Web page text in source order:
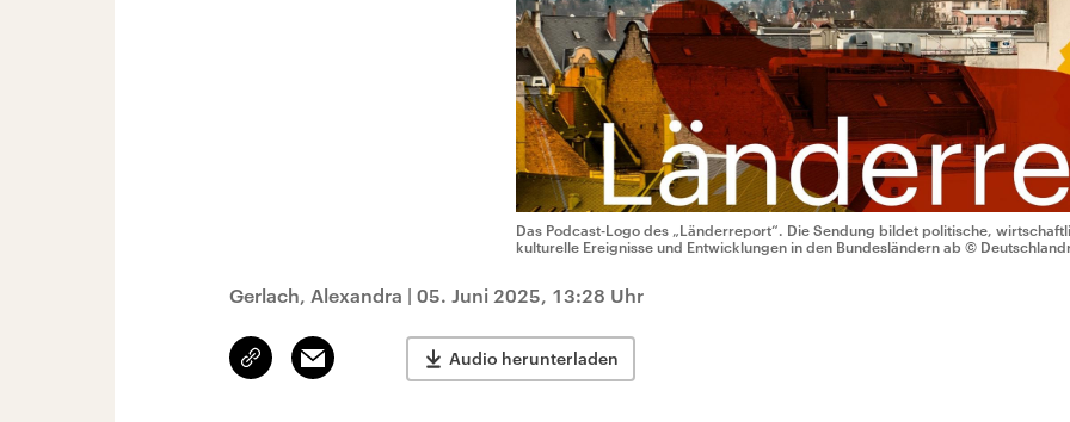
Das Podcast-Logo des „Länderreport“. Die Sendung bildet politische,
kulturelle Ereignisse und Entwicklungen in den Bundesländern ab ©
Gerlach, Alexandra | 05. Juni 2025, 13:28 Uhr
Link
kopieren/teilen
Email Audio herunterladen